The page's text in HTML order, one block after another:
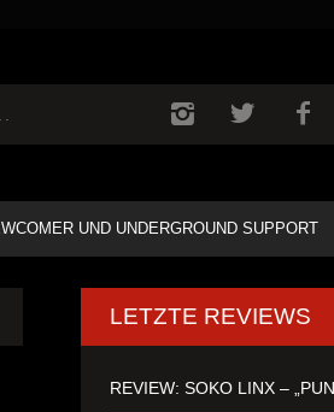
UND UNDERGROUND SUPPORT
LETZTE REVIEWS